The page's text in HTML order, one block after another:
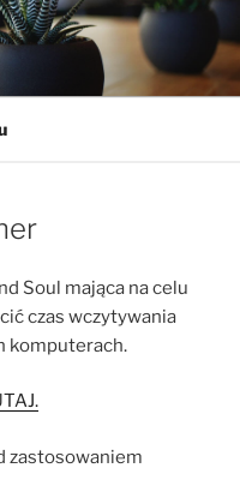
Soul mająca na celu
czas wczytywania
komputerach.
zastosowaniem